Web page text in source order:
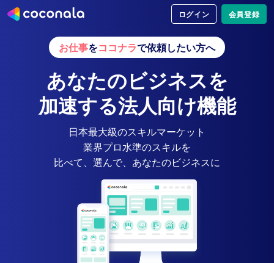
ログイン 会員登録
お仕事をココナラで依頼したい方へ
あなたのビジネスを
加速する法人向け機能
日本最大級のスキルマーケット
業界プロ水準のスキルを
比べて、選んで、あなたのビジネスに